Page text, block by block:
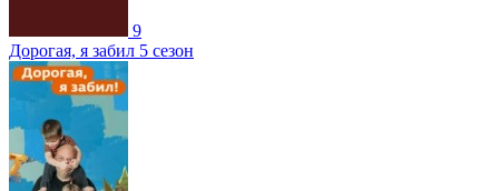
9
Дорогая, я забил 5 сезон